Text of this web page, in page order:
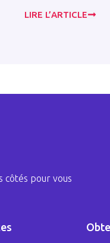
LIRE L’ARTICLE
côtés pour vous